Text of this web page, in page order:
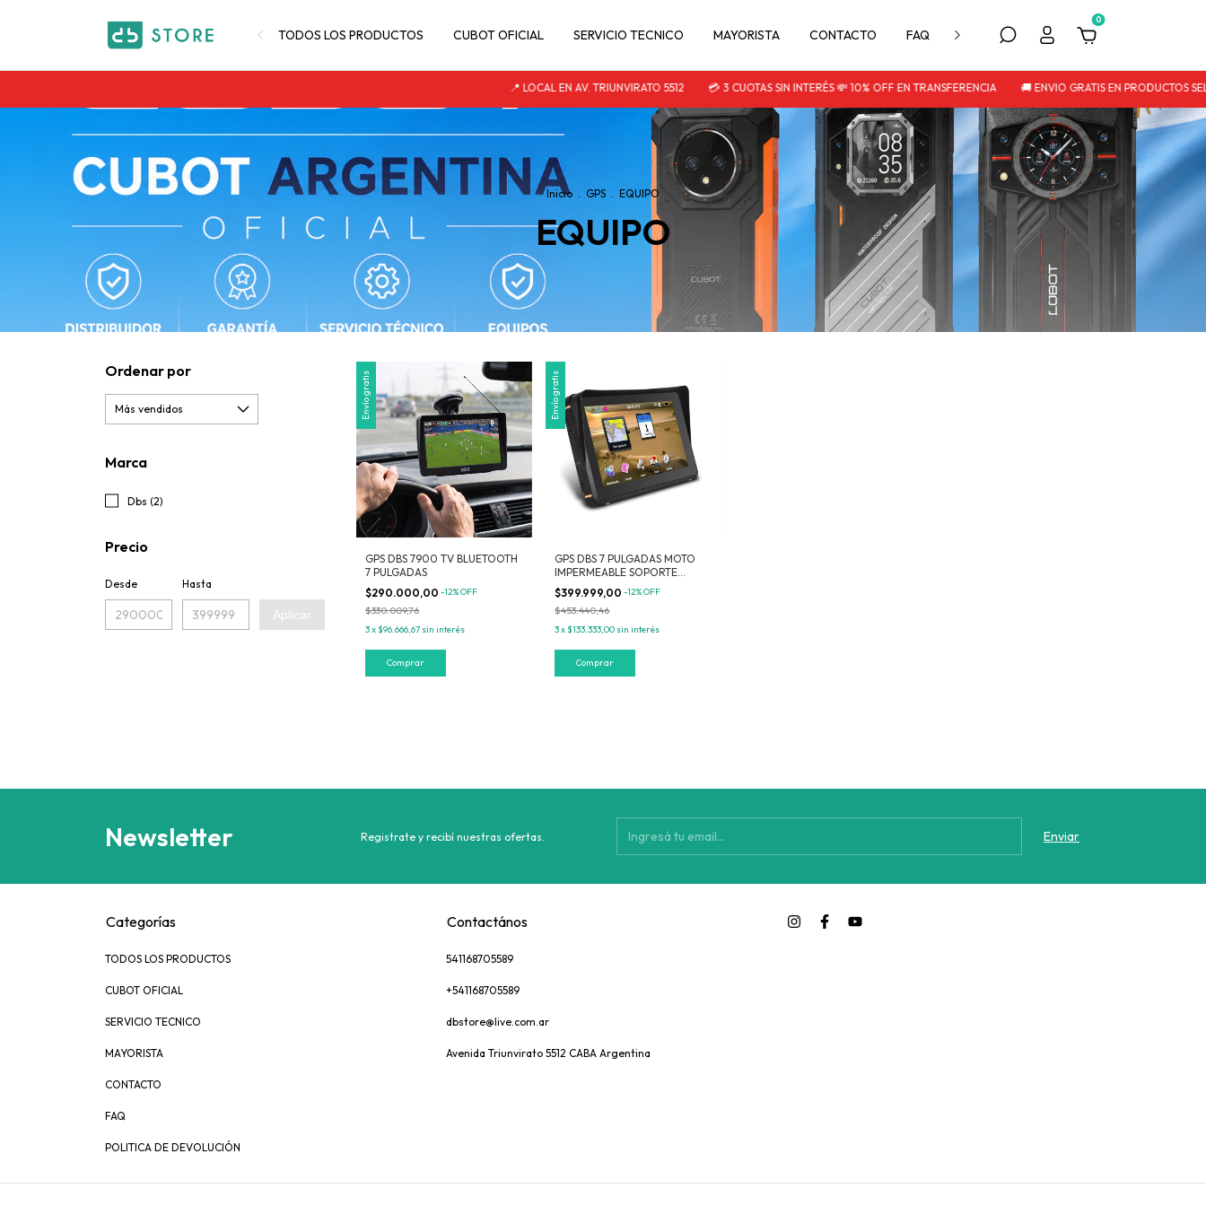
TODOS LOS PRODUCTOS CUBOT OFICIAL SERVICIO TECNICO MAYORISTA CONTACTO FAQ POLITICA DE DEVOLUCIÓN
0
📍 LOCAL EN AV. TRIUNVIRATO 5512 💳 3 CUOTAS SIN INTERÉS 💸 10% OFF EN TRANSFERENCIA 🚚 ENVIO GRATIS EN PRODUCTOS
Inicio GPS EQUIPO
EQUIPO
Ordenar por
Marca
Dbs (2)
Precio
Desde Hasta
Aplicar
Envío gratis
GPS DBS 7900 TV BLUETOOTH
7 PULGADAS
$290.000,00 -12%OFF
$330.009,76
3x$96.666,67 sin interés
Envío gratis
GPS DBS 7 PULGADAS MOTO
IMPERMEABLE SOPORTE
REFORZADO MAPAS
MERCOSUR
$399.999,00-12%OFF
$453.440,46
3x$133.333,00 sin interés
Newsletter Registrate y recibí nuestras ofertas.
Categorías
TODOS LOS PRODUCTOS
CUBOT OFICIAL
SERVICIO TECNICO
MAYORISTA
CONTACTO
FAQ
POLITICA DE DEVOLUCIÓN
Contactános
541168705589
+541168705589
dbstore@live.com.ar
Avenida Triunvirato 5512 CABA Argentina